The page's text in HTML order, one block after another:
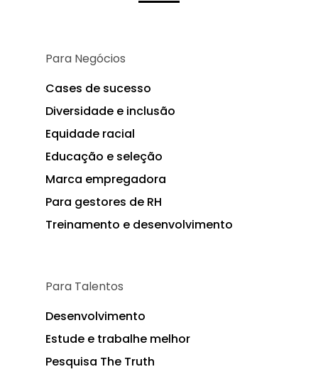
Para Negócios
Cases de sucesso
Diversidade e inclusão
Equidade racial
Educação e seleção
Marca empregadora
Para gestores de RH
Treinamento e desenvolvimento
Para Talentos
Desenvolvimento
Estude e trabalhe melhor
Pesquisa The Truth